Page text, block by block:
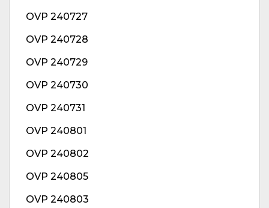
OVP 240727
OVP 240728
OVP 240729
OVP 240730
OVP 240731
OVP 240801
OVP 240802
OVP 240805
OVP 240803